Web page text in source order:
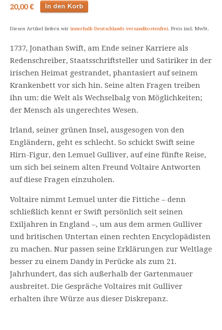
20,00 €
Diesen Artikel liefern wir innerhalb Deutschlands versandkostenfrei. Preis incl. MwSt.
1737, Jonathan Swift, am Ende seiner Karriere als
Redenschreiber, Staatsschriftsteller und Satiriker in der
irischen Heimat gestrandet, phantasiert auf seinem
Krankenbett vor sich hin. Seine alten Fragen treiben
ihn um: die Welt als Wechselbalg von Möglichkeiten;
der Mensch als ungerechtes Wesen.
Irland, seiner grünen Insel, ausgesogen von den
Engländern, geht es schlecht. So schickt Swift seine
Hirn-Figur, den Lemuel Gulliver, auf eine fünfte Reise,
um sich bei seinem alten Freund Voltaire Antworten
auf diese Fragen einzuholen.
Voltaire nimmt Lemuel unter die Fittiche – denn
schließlich kennt er Swift persönlich seit seinen
Exiljahren in England –, um aus dem armen Gulliver
und britischen Untertan einen rechten Encyclopädisten
zu machen. Nur passen seine Erklärungen zur Weltlage
besser zu einem Dandy in Perücke als zum 21.
Jahrhundert, das sich außerhalb der Gartenmauer
ausbreitet. Die Gespräche Voltaires mit Gulliver
erhalten ihre Würze aus dieser Diskrepanz.